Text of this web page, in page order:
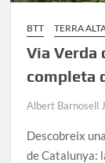
BTT TERRA
Via Verda
completa
Albert Barnosell
Descobreix
de Catalunya: